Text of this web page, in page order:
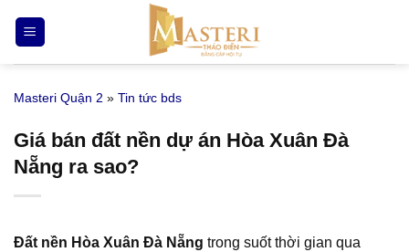
qua
nội
Masteri Quận 2 » Tin tức bds
Giá bán đất nền dự án Hòa Xuân Đà
Nẵng ra sao?
Đất nền Hòa Xuân Đà Nẵng trong suốt thời gian qua